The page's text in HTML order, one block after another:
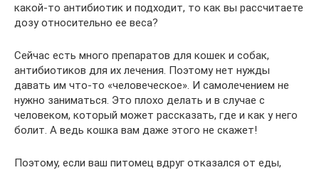
какой-то антибиотик и подходит, то как вы рассчитаете
дозу относительно ее веса?
Сейчас есть много препаратов для кошек и собак,
антибиотиков для их лечения. Поэтому нет нужды
давать им что-то «человеческое». И самолечением не
нужно заниматься. Это плохо делать и в случае с
человеком, который может рассказать, где и как у него
болит. А ведь кошка вам даже этого не скажет!
Поэтому, если ваш питомец вдруг отказался от еды,